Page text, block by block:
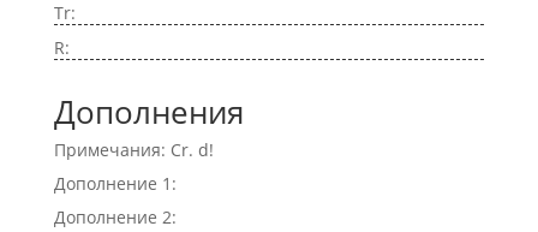
Tr:
R:
Дополнения
Примечания: Cr. d!
Дополнение 1:
Дополнение 2: